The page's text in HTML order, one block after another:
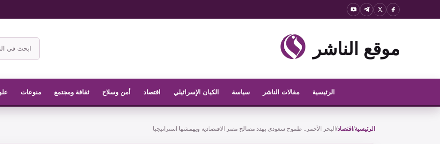
موقع الناشر
ابحث
في
الناشر
الرئيسية مقالات الناشر سياسة الكيان الإسرائيلي اقتصاد أمن وسلاح ثقافة ومجتمع منوعات
الرئيسية/ اقتصاد/ البحر الأحمر.. طموح سعودي يهدد مصالح مصر الاقتصادية ويهمشها استراتيجيا